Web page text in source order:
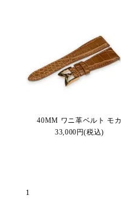
40MM ワニ革ベルト モカ
33,000円(税込)
1